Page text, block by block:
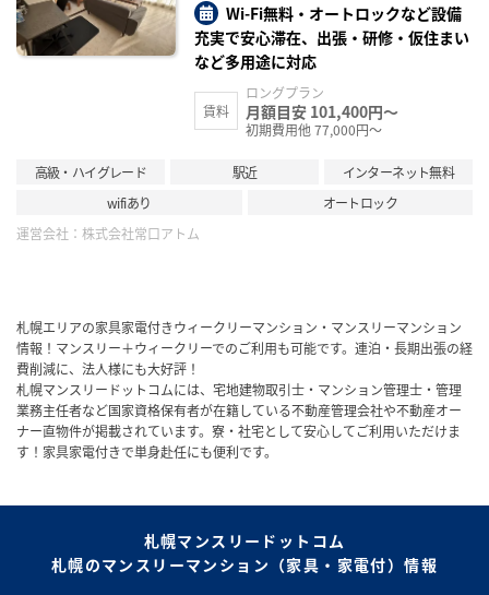
Wi-Fi無料・オートロックなど設備
充実で安心滞在、出張・研修・仮住まい
など多用途に対応
賃料
ロングプラン
月額目安 101,400円～
初期費用他 77,000円～
高級・ハイグレード 駅近
インターネット無料
wifiあり
オートロック
運営会社： 株式会社常口アトム
札幌エリアの家具家電付きウィークリーマンション・マンスリーマンション
情報！マンスリー＋ウィークリーでのご利用も可能です。連泊・長期出張の経
費削減に、法人様にも大好評！
札幌マンスリードットコムには、宅地建物取引士・マンション管理士・管理
業務主任者など国家資格保有者が在籍している不動産管理会社や不動産オー
ナー直物件が掲載されています。寮・社宅として安心してご利用いただけま
す！家具家電付きで単身赴任にも便利です。
札幌マンスリードットコム
札幌のマンスリーマンション（家具・家電付）情報